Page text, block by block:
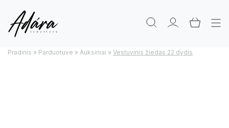
Pradinis » Parduotuve » Auksiniai » Vestuvinis žiedas 22 dydis